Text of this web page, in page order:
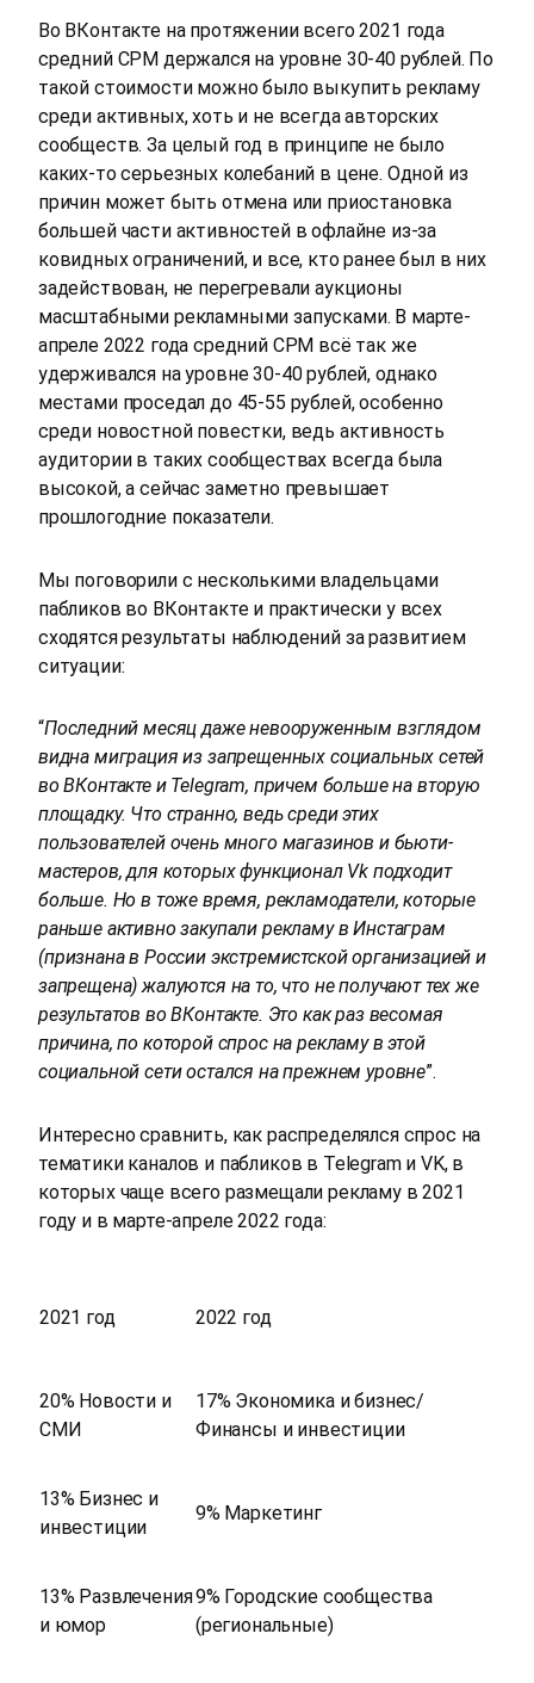
Во ВКонтакте на протяжении всего 2021 года
средний CPM держался на уровне 30-40 рублей. По
такой стоимости можно было выкупить рекламу
среди активных, хоть и не всегда авторских
сообществ. За целый год в принципе не было
каких-то серьезных колебаний в цене. Одной из
причин может быть отмена или приостановка
большей части активностей в офлайне из-за
ковидных ограничений, и все, кто ранее был в них
задействован, не перегревали аукционы
масштабными рекламными запусками. В марте-
апреле 2022 года средний CPM всё так же
удерживался на уровне 30-40 рублей, однако
местами проседал до 45-55 рублей, особенно
среди новостной повестки, ведь активность
аудитории в таких сообществах всегда была
высокой, а сейчас заметно превышает
прошлогодние показатели.
Мы поговорили с несколькими владельцами
пабликов во ВКонтакте и практически у всех
сходятся результаты наблюдений за развитием
ситуации:
“Последний месяц даже невооруженным взглядом
видна миграция из запрещенных социальных сетей
во ВКонтакте и Telegram, причем больше на вторую
площадку. Что странно, ведь среди этих
пользователей очень много магазинов и бьюти-
мастеров, для которых функционал Vk подходит
больше. Но в тоже время, рекламодатели, которые
раньше активно закупали рекламу в Инстаграм
(признана в России экстремистской организацией и
запрещена) жалуются на то, что не получают тех же
результатов во ВКонтакте. Это как раз весомая
причина, по которой спрос на рекламу в этой
социальной сети остался на прежнем уровне”.
Интересно сравнить, как распределялся спрос на
тематики каналов и пабликов в Telegram и VK, в
которых чаще всего размещали рекламу в 2021
году и в марте-апреле 2022 года:
2021 год 2022 год
20% Новости и
СМИ
17% Экономика и бизнес/
Финансы и инвестиции
13% Бизнес и
инвестиции
9% Маркетинг
13% Развлечения
и юмор
9% Городские сообщества
(региональные)